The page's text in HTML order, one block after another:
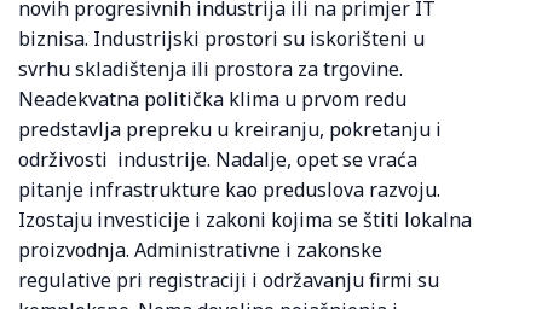
novih progresivnih industrija ili na primjer IT
biznisa. Industrijski prostori su iskorišteni u
svrhu skladištenja ili prostora za trgovine.
Neadekvatna politička klima u prvom redu
predstavlja prepreku u kreiranju, pokretanju i
održivosti industrije. Nadalje, opet se vraća
pitanje infrastrukture kao preduslova razvoju.
Izostaju investicije i zakoni kojima se štiti lokalna
proizvodnja. Administrativne i zakonske
regulative pri registraciji i održavanju firmi su